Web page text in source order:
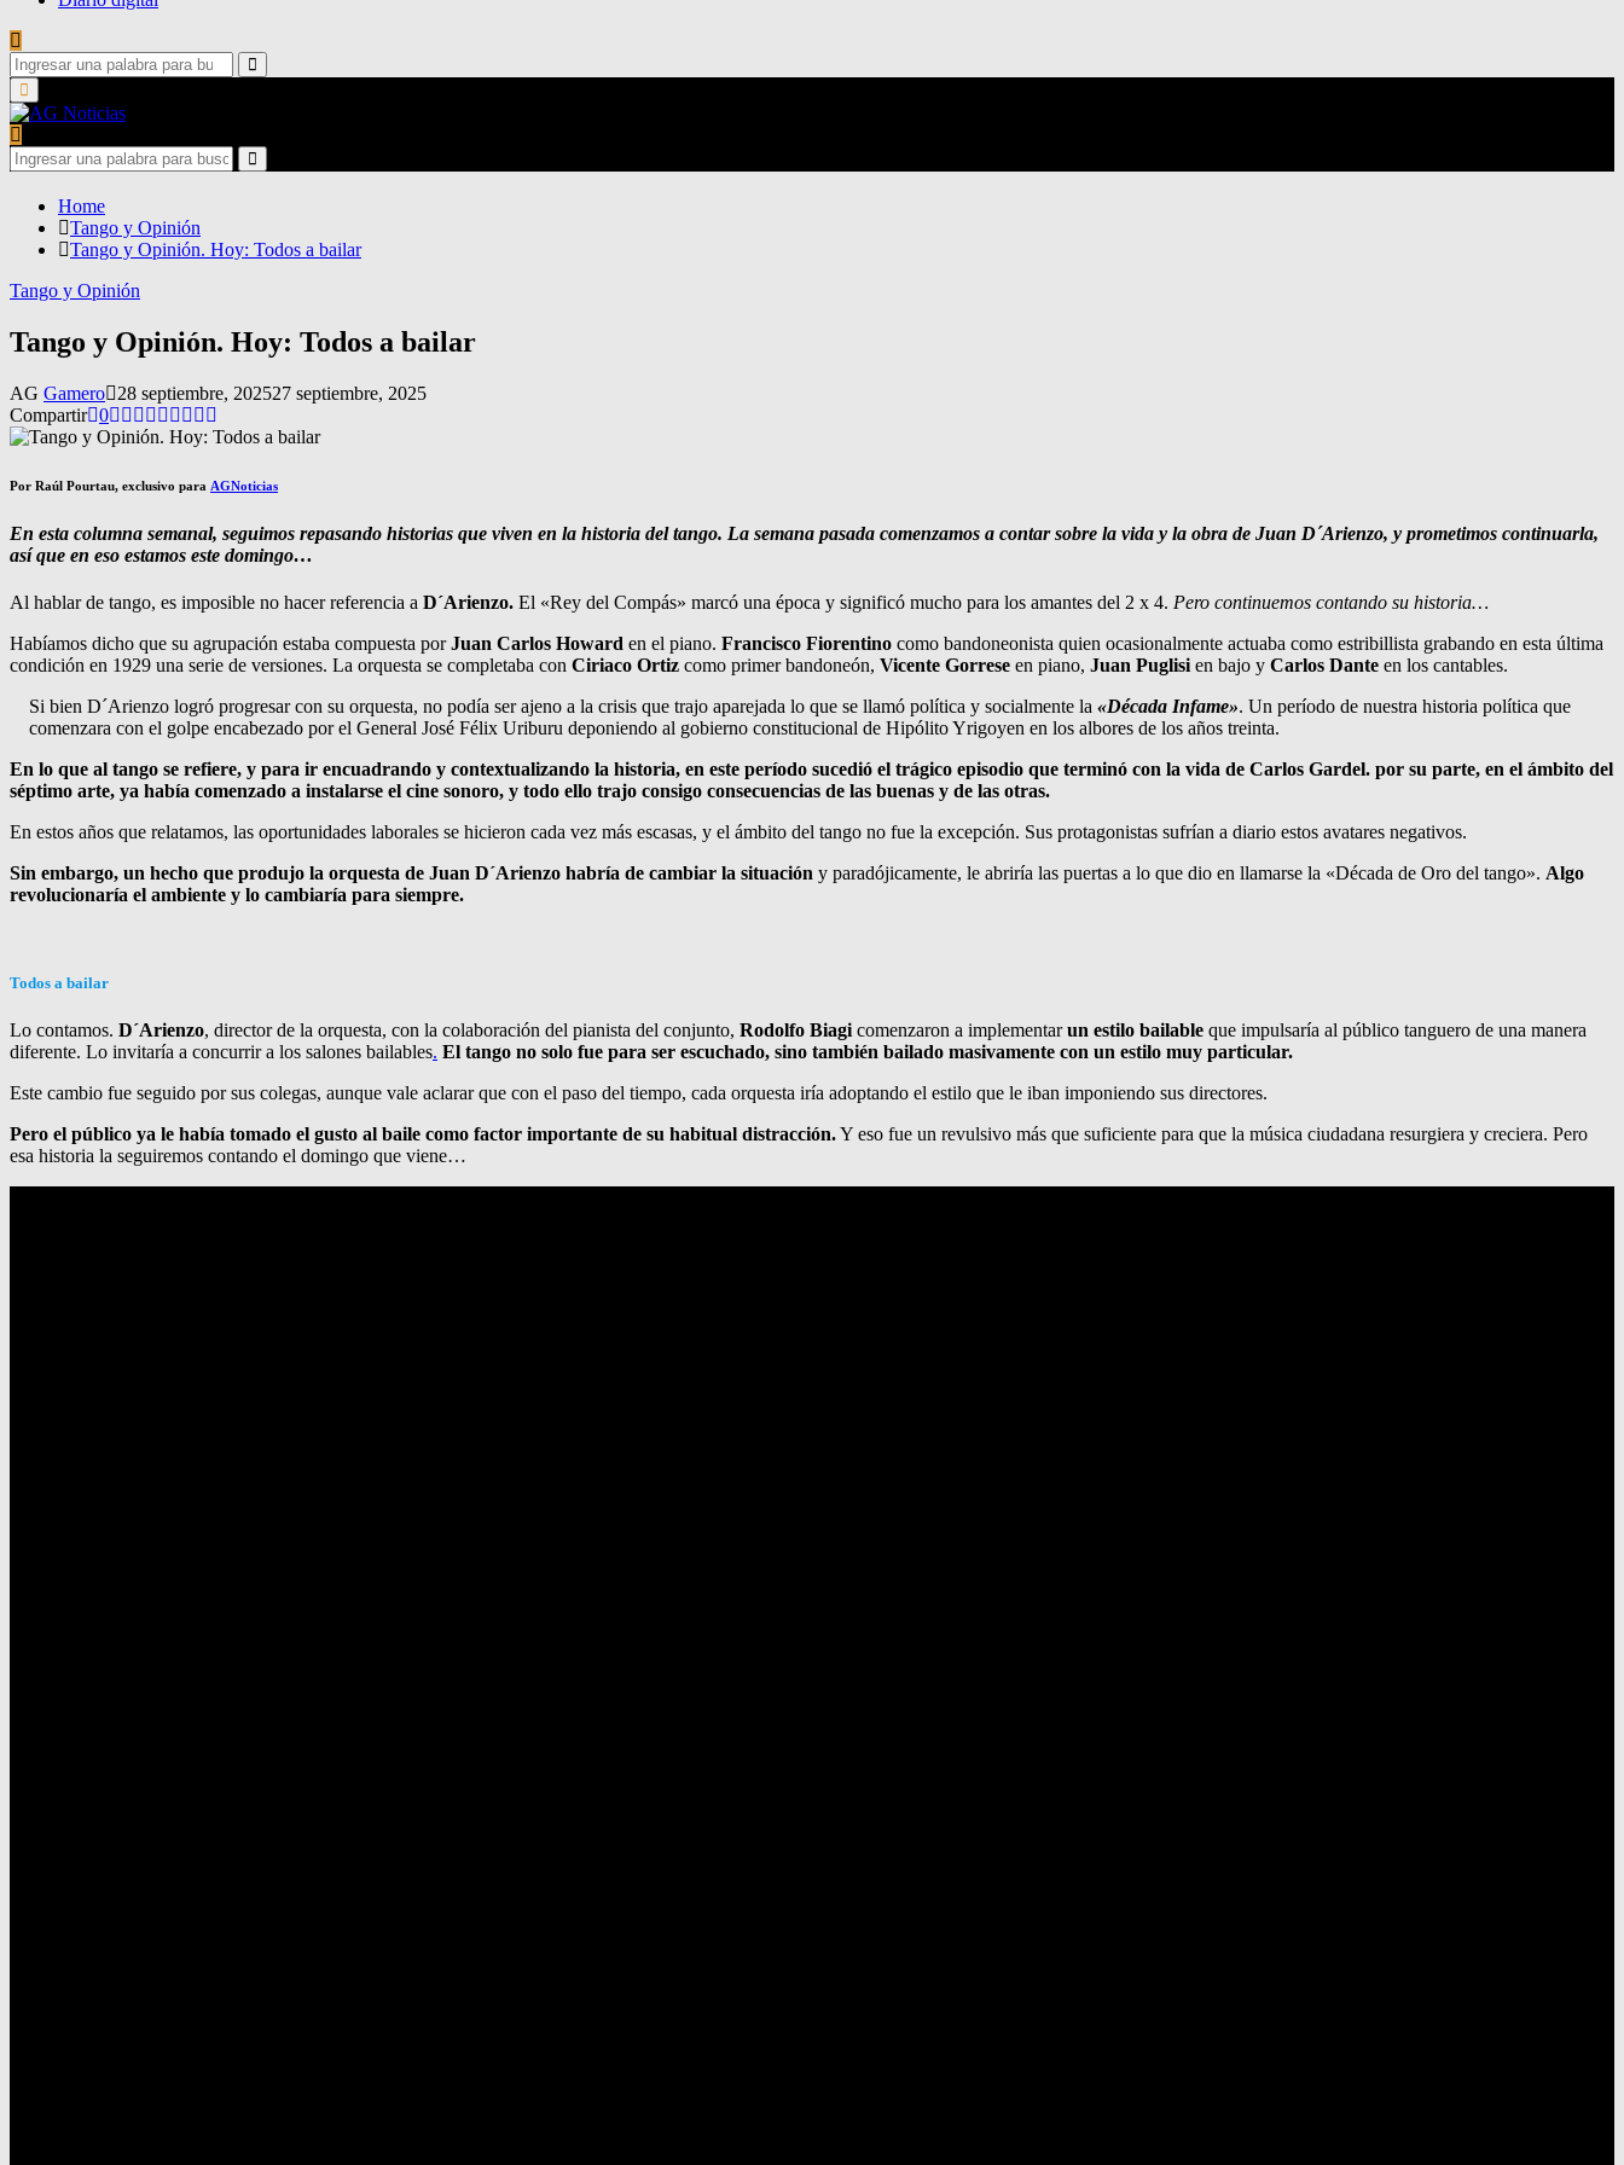
Search
for:
Search
Primary
Menu
Search
for:
Search
Home
Tango y Opinión
Tango y Opinión. Hoy: Todos a bailar
Tango y Opinión
Tango y Opinión. Hoy: Todos a bailar
AG Gamero 28 septiembre, 202527 septiembre, 2025
Compartir 0
Por Raúl Pourtau, exclusivo para AGNoticias
En esta columna semanal, seguimos repasando historias que viven en la historia del tango. La semana pasada comenzamos a contar sobre la vida y la obra de Juan D´Arienzo, y prometimos continuarla,
así que en eso estamos este domingo…
Al hablar de tango, es imposible no hacer referencia a D´Arienzo. El «Rey del Compás» marcó una época y significó mucho para los amantes del 2 x 4. Pero continuemos contando su historia…
Habíamos dicho que su agrupación estaba compuesta porJuan Carlos Howard en el piano. Francisco Fiorentino como bandoneonista quien ocasionalmente actuaba como estribillista grabando en esta última
condición en 1929 una serie de versiones. La orquesta se completaba con Ciriaco Ortiz como primer bandoneón, Vicente Gorrese en piano, Juan Puglisi en bajo y Carlos Dante en los cantables.
Si bien D´Arienzo logró progresar con su orquesta, no podía ser ajeno a la crisis que trajo aparejada lo que se llamó política y socialmente la «Década Infame». Un período de nuestra historia política que
comenzara con el golpe encabezado por el General José Félix Uriburu deponiendo al gobierno constitucional de Hipólito Yrigoyen en los albores de los años treinta.
En lo que al tango se refiere, y para ir encuadrando y contextualizando la historia, en este período sucedió el trágico episodio que terminó con la vida de Carlos Gardel. por su parte, en el ámbito del
séptimo arte, ya había comenzado a instalarse el cine sonoro, y todo ello trajo consigo consecuencias de las buenas y de las otras.
En estos años que relatamos, las oportunidades laborales se hicieron cada vez más escasas, y el ámbito del tango no fue la excepción. Sus protagonistas sufrían a diario estos avatares negativos.
Sin embargo, un hecho que produjo la orquesta de Juan D´Arienzo habría de cambiar la situación y paradójicamente, le abriría las puertas a lo que dio en llamarse la «Década de Oro del tango». Algo
revolucionaría el ambiente y lo cambiaría para siempre.
Todos a bailar
Lo contamos. D´Arienzo, director de la orquesta, con la colaboración del pianista del conjunto, Rodolfo Biagi comenzaron a implementarun estilo bailable que impulsaría al público tanguero de una manera
diferente. Lo invitaría a concurrir a los salones bailables. El tango no solo fue para ser escuchado, sino también bailado masivamente con un estilo muy particular.
Este cambio fue seguido por sus colegas, aunque vale aclarar que con el paso del tiempo, cada orquesta iría adoptando el estilo que le iban imponiendo sus directores.
Pero el público ya le había tomado el gusto al baile como factor importante de su habitual distracción.Y eso fue un revulsivo más que suficiente para que la música ciudadana resurgiera y creciera. Pero
esa historia la seguiremos contando el domingo que viene…